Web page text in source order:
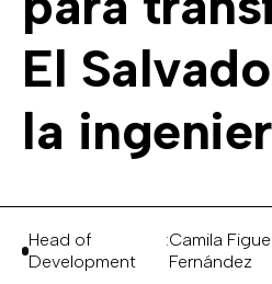
El
la
Head of
Development
:Camila
Fernández